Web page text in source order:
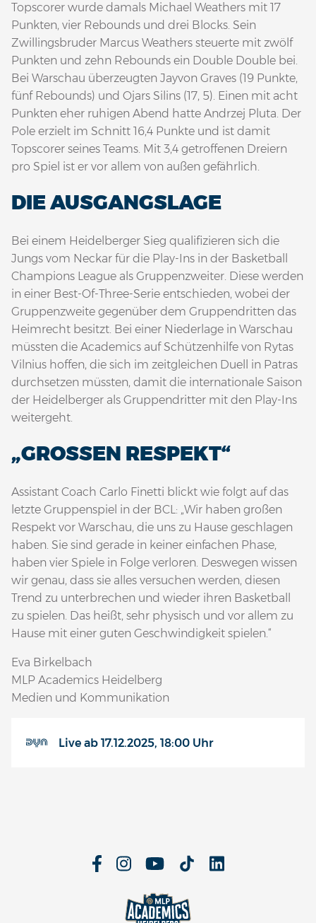
Topscorer wurde damals Michael Weathers mit 17
Punkten, vier Rebounds und drei Blocks. Sein
Zwillingsbruder Marcus Weathers steuerte mit zwölf
Punkten und zehn Rebounds ein Double Double bei.
Bei Warschau überzeugten Jayvon Graves (19 Punkte,
fünf Rebounds) und Ojars Silins (17, 5). Einen mit acht
Punkten eher ruhigen Abend hatte Andrzej Pluta. Der
Pole erzielt im Schnitt 16,4 Punkte und ist damit
Topscorer seines Teams. Mit 3,4 getroffenen Dreiern
pro Spiel ist er vor allem von außen gefährlich.
DIE AUSGANGSLAGE
Bei einem Heidelberger Sieg qualifizieren sich die
Jungs vom Neckar für die Play-Ins in der Basketball
Champions League als Gruppenzweiter. Diese werden
in einer Best-Of-Three-Serie entschieden, wobei der
Gruppenzweite gegenüber dem Gruppendritten das
Heimrecht besitzt. Bei einer Niederlage in Warschau
müssten die Academics auf Schützenhilfe von Rytas
Vilnius hoffen, die sich im zeitgleichen Duell in Patras
durchsetzen müssten, damit die internationale Saison
der Heidelberger als Gruppendritter mit den Play-Ins
weitergeht.
„GROSSEN RESPEKT“
Assistant Coach Carlo Finetti blickt wie folgt auf das
letzte Gruppenspiel in der BCL: „Wir haben großen
Respekt vor Warschau, die uns zu Hause geschlagen
haben. Sie sind gerade in keiner einfachen Phase,
haben vier Spiele in Folge verloren. Deswegen wissen
wir genau, dass sie alles versuchen werden, diesen
Trend zu unterbrechen und wieder ihren Basketball
zu spielen. Das heißt, sehr physisch und vor allem zu
Hause mit einer guten Geschwindigkeit spielen.“
Eva Birkelbach
MLP Academics Heidelberg
Medien und Kommunikation
Live ab 17.12.2025, 18:00 Uhr